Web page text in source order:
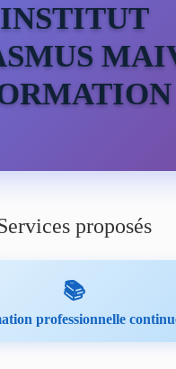
INSTITUT
proposés
📚
professionnelle